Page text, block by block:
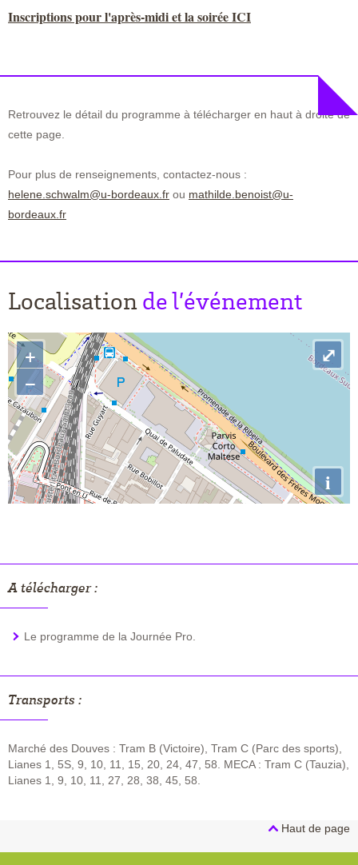
Inscriptions pour l'après-midi et la soirée ICI
Retrouvez le détail du programme à télécharger en haut à droite de
cette page.
Pour plus de renseignements, contactez-nous :
helene.schwalm@u-bordeaux.fr ou mathilde.benoist@u-
bordeaux.fr
Localisation de l’événement
+
−
i
⤢
A télécharger :
Le programme de la Journée Pro.
Transports :
Marché des Douves : Tram B (Victoire), Tram C (Parc des sports),
Lianes 1, 5S, 9, 10, 11, 15, 20, 24, 47, 58. MECA : Tram C (Tauzia),
Lianes 1, 9, 10, 11, 27, 28, 38, 45, 58.
Haut de page